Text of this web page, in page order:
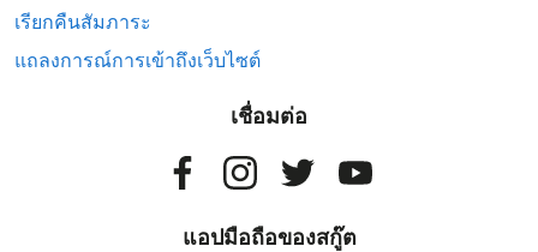
เรียกคืนสัมภาระ
แถลงการณ์การเข้าถึงเว็บไซต์
เชื่อมต่อ
แอปมือถือของสกู๊ต